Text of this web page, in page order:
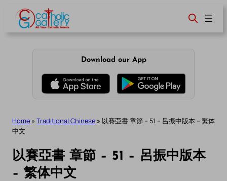
content
Download our App
Home » Traditional Chinese » 以賽亞書 章節 – 51 – 呂振中版本 – 繁体
中文
以賽亞書 章節 – 51 – 呂振中版本
– 繁体中文